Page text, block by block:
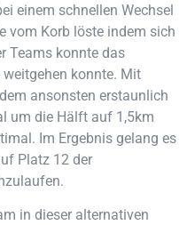
einem schnellen Wechsel
vom Korb löste indem sich
Teams konnte das
konnte. Mit
ansonsten erstaunlich
um die Hälft auf 1,5km
Im Ergebnis gelang es
Platz 12 der
in dieser alternativen